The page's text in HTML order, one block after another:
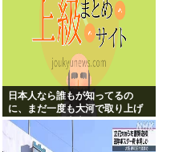
日本人なら誰もが知ってるの
に、まだ一度も大河で取り上げ
られてない歴史上の人物